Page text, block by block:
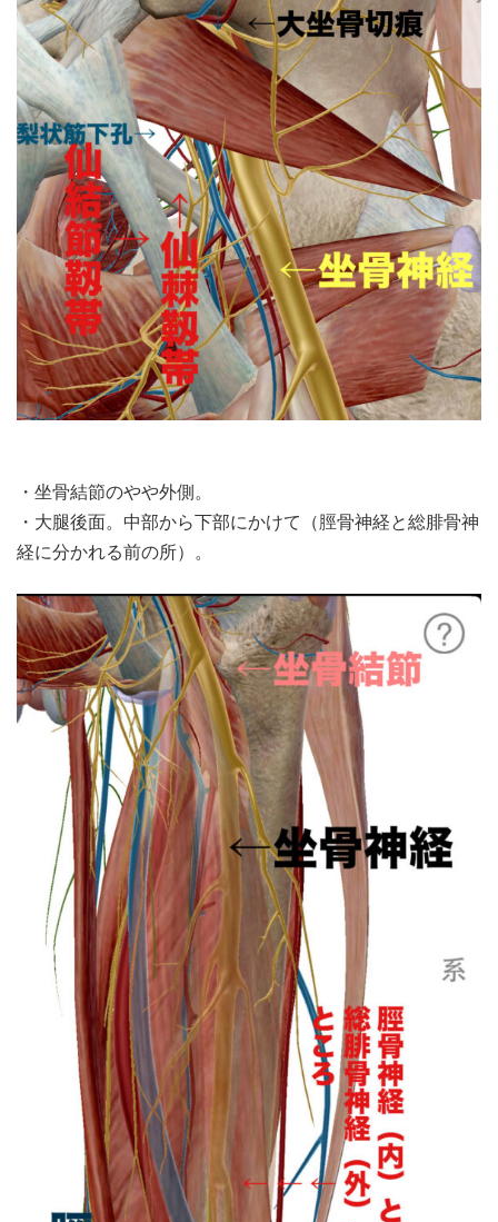
・坐骨結節のやや外側。
・大腿後面。中部から下部にかけて（脛骨神経と総腓骨神
経に分かれる前の所）。